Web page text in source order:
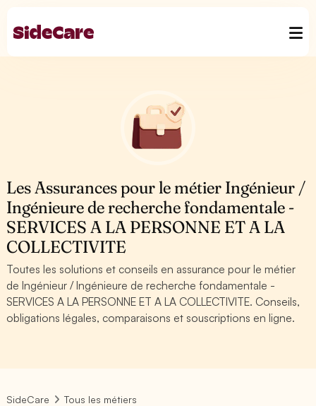
Les Assurances pour le métier Ingénieur /
Ingénieure de recherche fondamentale -
SERVICES A LA PERSONNE ET A LA
COLLECTIVITE
Toutes les solutions et conseils en assurance pour le métier
de Ingénieur / Ingénieure de recherche fondamentale -
SERVICES A LA PERSONNE ET A LA COLLECTIVITE. Conseils,
obligations légales, comparaisons et souscriptions en ligne.
SideCare
Tous les métiers